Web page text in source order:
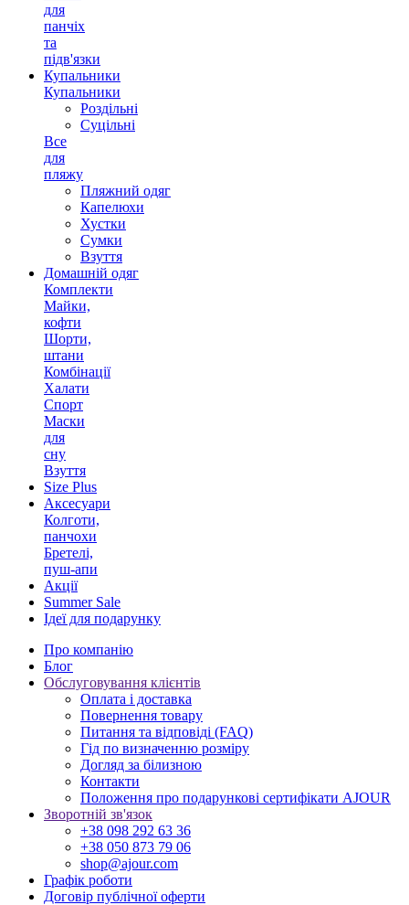
для
панчіх
та
підв'язки
Купальники
Купальники
Роздільні
Суцільні
Все
для
пляжу
Пляжний одяг
Капелюхи
Хустки
Сумки
Взуття
Домашній одяг
Комплекти
Майки,
кофти
Шорти,
штани
Комбінації
Халати
Спорт
Маски
для
сну
Взуття
Size Plus
Аксесуари
Колготи,
панчохи
Бретелі,
пуш-апи
Акції
Summer Sale
Ідеї для подарунку
Про компанію
Блог
Обслуговування клієнтів
Оплата і доставка
Повернення товару
Питання та відповіді (FAQ)
Гід по визначенню розміру
Догляд за білизною
Контакти
Положення про подарункові сертифікати AJOUR
Зворотній зв'язок
+38 098 292 63 36
+38 050 873 79 06
shop@ajour.com
Графік роботи
Договір публічної оферти